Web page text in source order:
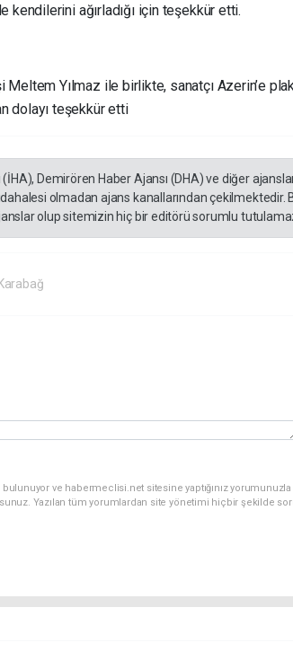
kendilerini ağırladığı için teşekkür etti.
Meltem Yılmaz ile birlikte, sanatçı Azerin’e
dolayı teşekkür etti
Demirören Haber Ajansı (DHA) ve diğer
olmadan ajans kanallarından çekilmektedir.
olup sitemizin hiç bir editörü sorumlu
ve habermeclisi.net sitesine yaptığınız
Yazılan tüm yorumlardan site yönetimi hiçbir şekilde